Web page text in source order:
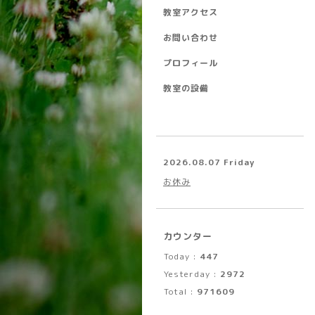
教室アクセス
お問い合わせ
プロフィール
教室の設備
2026.08.07 Friday
お休み
カウンター
Today : 447
Yesterday : 2972
Total : 971609